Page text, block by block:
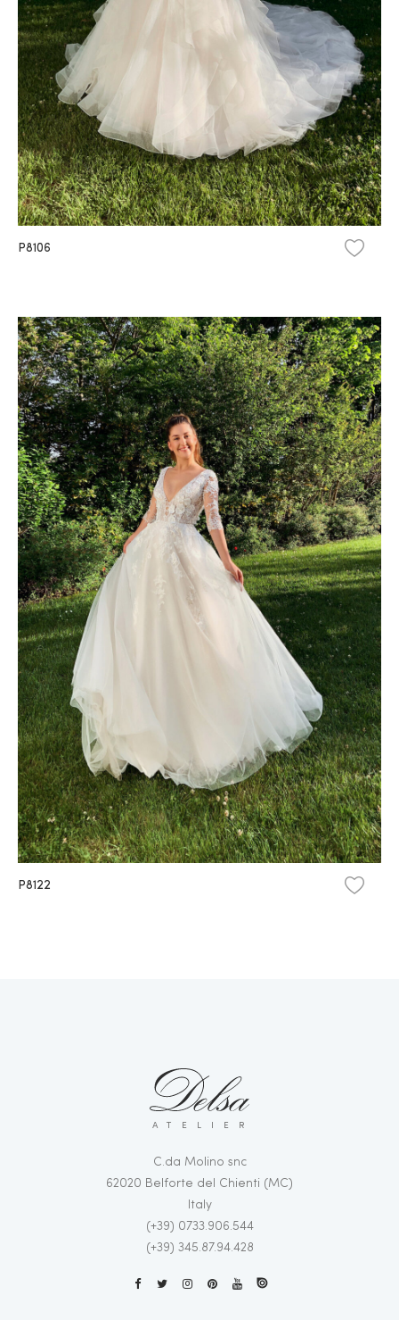
P8106
P8122
ATELIER
C.da Molino snc
62020 Belforte del Chienti (MC)
Italy
(+39) 0733.906.544
(+39) 345.87.94.428